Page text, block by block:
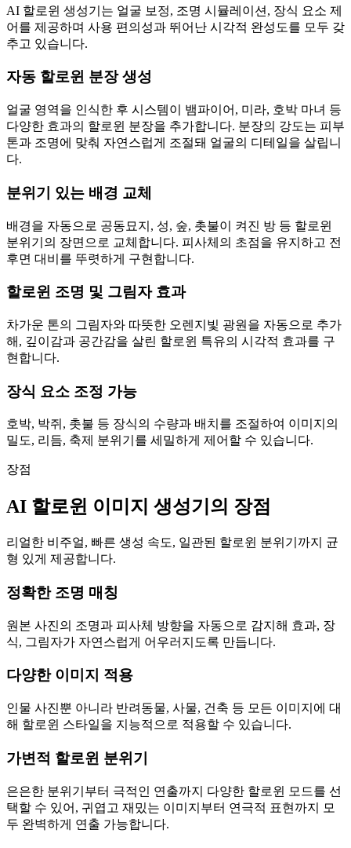
AI 할로윈 생성기는 얼굴 보정, 조명 시뮬레이션, 장식 요소 제
어를 제공하며 사용 편의성과 뛰어난 시각적 완성도를 모두 갖
추고 있습니다.
자동 할로윈 분장 생성
얼굴 영역을 인식한 후 시스템이 뱀파이어, 미라, 호박 마녀 등
다양한 효과의 할로윈 분장을 추가합니다. 분장의 강도는 피부
톤과 조명에 맞춰 자연스럽게 조절돼 얼굴의 디테일을 살립니
다.
분위기 있는 배경 교체
배경을 자동으로 공동묘지, 성, 숲, 촛불이 켜진 방 등 할로윈
분위기의 장면으로 교체합니다. 피사체의 초점을 유지하고 전
후면 대비를 뚜렷하게 구현합니다.
할로윈 조명 및 그림자 효과
차가운 톤의 그림자와 따뜻한 오렌지빛 광원을 자동으로 추가
해, 깊이감과 공간감을 살린 할로윈 특유의 시각적 효과를 구
현합니다.
장식 요소 조정 가능
호박, 박쥐, 촛불 등 장식의 수량과 배치를 조절하여 이미지의
밀도, 리듬, 축제 분위기를 세밀하게 제어할 수 있습니다.
장점
AI 할로윈 이미지 생성기의 장점
리얼한 비주얼, 빠른 생성 속도, 일관된 할로윈 분위기까지 균
형 있게 제공합니다.
정확한 조명 매칭
원본 사진의 조명과 피사체 방향을 자동으로 감지해 효과, 장
식, 그림자가 자연스럽게 어우러지도록 만듭니다.
다양한 이미지 적용
인물 사진뿐 아니라 반려동물, 사물, 건축 등 모든 이미지에 대
해 할로윈 스타일을 지능적으로 적용할 수 있습니다.
가변적 할로윈 분위기
은은한 분위기부터 극적인 연출까지 다양한 할로윈 모드를 선
택할 수 있어, 귀엽고 재밌는 이미지부터 연극적 표현까지 모
두 완벽하게 연출 가능합니다.